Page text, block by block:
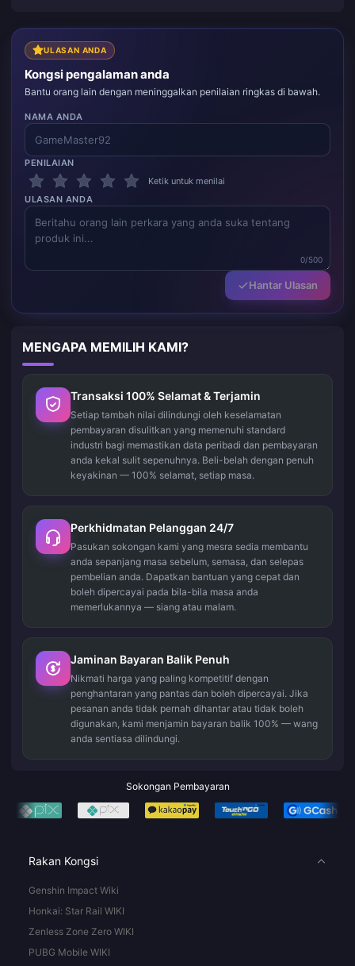
ULASAN ANDA
Kongsi pengalaman anda
Bantu orang lain dengan meninggalkan penilaian ringkas di bawah.
NAMA ANDA
PENILAIAN
Ketik untuk menilai
ULASAN ANDA
0/500
Hantar Ulasan
MENGAPA MEMILIH KAMI?
Transaksi 100% Selamat & Terjamin
Setiap tambah nilai dilindungi oleh keselamatan
pembayaran disulitkan yang memenuhi standard
industri bagi memastikan data peribadi dan pembayaran
anda kekal sulit sepenuhnya. Beli-belah dengan penuh
keyakinan — 100% selamat, setiap masa.
Perkhidmatan Pelanggan 24/7
Pasukan sokongan kami yang mesra sedia membantu
anda sepanjang masa sebelum, semasa, dan selepas
pembelian anda. Dapatkan bantuan yang cepat dan
boleh dipercayai pada bila-bila masa anda
memerlukannya — siang atau malam.
Jaminan Bayaran Balik Penuh
Nikmati harga yang paling kompetitif dengan
penghantaran yang pantas dan boleh dipercayai. Jika
pesanan anda tidak pernah dihantar atau tidak boleh
digunakan, kami menjamin bayaran balik 100% — wang
anda sentiasa dilindungi.
Sokongan Pembayaran
Rakan Kongsi
Genshin Impact Wiki
Honkai: Star Rail WIKI
Zenless Zone Zero WIKI
PUBG Mobile WIKI